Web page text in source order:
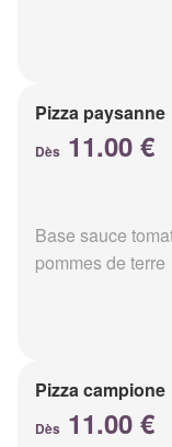
Pizza paysanne
Dès 11.00 €
Base sauce
pommes de terre
Pizza campione
Dès 11.00 €